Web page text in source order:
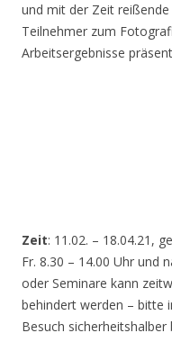
und mit der Zeit
Teilnehmer zum
Arbeitsergebnisse
Zeit: 11.02. – 18.04.21,
Fr. 8.30 – 14.00 Uhr und
oder Seminare kann
behindert werden – bitte
Besuch sicherheitshalber